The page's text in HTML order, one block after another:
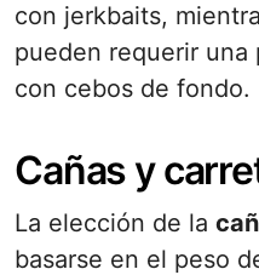
con jerkbaits,
pueden requerir una
con cebos de fondo.
Cañas y
La elección de la
basarse en el peso